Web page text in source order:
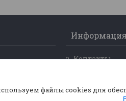
Информация
Контакты
файлы cookies для